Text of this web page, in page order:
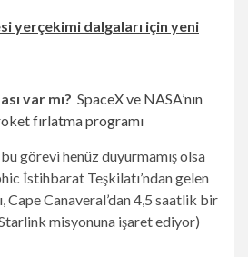
yerçekimi dalgaları için yeni
var mı? SpaceX ve NASA’nın
fırlatma programı
görevi henüz duyurmamış olsa
İstihbarat Teşkilatı’ndan gelen
Cape Canaveral’dan 4,5 saatlik bir
misyonuna işaret ediyor)